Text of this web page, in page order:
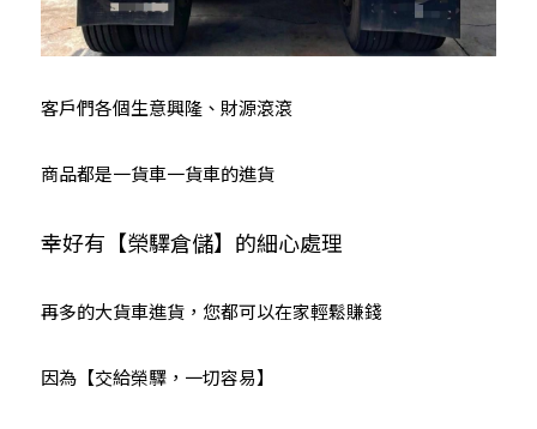
客戶們各個生意興隆、財源滾滾
商品都是一貨車一貨車的進貨
幸好有【榮驛倉儲】的細心處理
再多的大貨車進貨，您都可以在家輕鬆賺錢
因為【交給榮驛，一切容易】